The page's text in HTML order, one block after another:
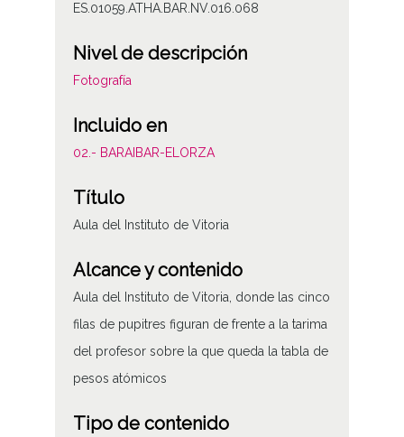
ES.01059.ATHA.BAR.NV.016.068
Nivel de descripción
Fotografía
Incluido en
02.- BARAIBAR-ELORZA
Título
Aula del Instituto de Vitoria
Alcance y contenido
Aula del Instituto de Vitoria, donde las cinco
filas de pupitres figuran de frente a la tarima
del profesor sobre la que queda la tabla de
pesos atómicos
Tipo de contenido